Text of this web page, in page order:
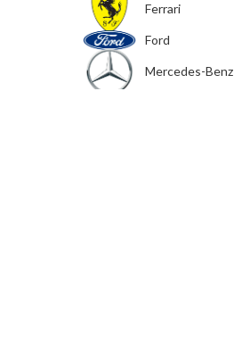
Ferrari
Ford
Mercedes-Benz